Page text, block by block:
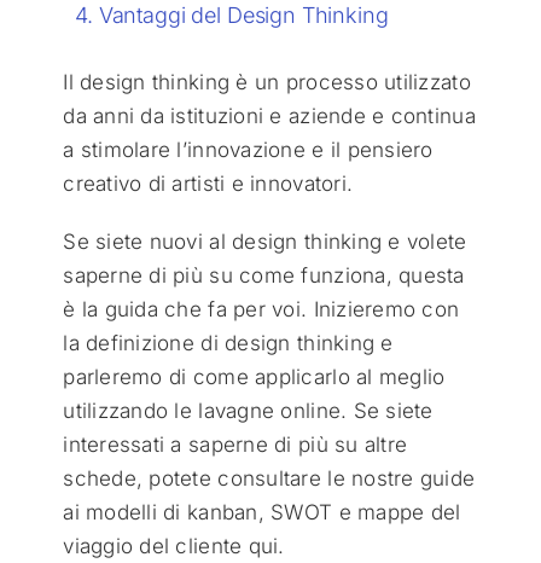
Vantaggi del Design Thinking
Il design thinking è un processo utilizzato
da anni da istituzioni e aziende e continua
a stimolare l’innovazione e il pensiero
creativo di artisti e innovatori.
Se siete nuovi al design thinking e volete
saperne di più su come funziona, questa
è la guida che fa per voi. Inizieremo con
la definizione di design thinking e
parleremo di come applicarlo al meglio
utilizzando le lavagne online. Se siete
interessati a saperne di più su altre
schede, potete consultare le nostre guide
ai modelli di kanban, SWOT e mappe del
viaggio del cliente qui.